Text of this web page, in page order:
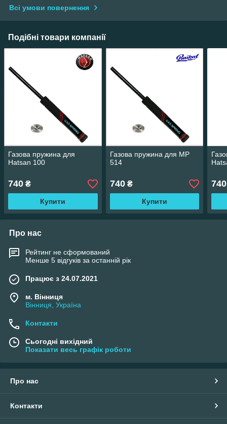
Всі умови повернення
Подібні товари компанії
Газова пружина для
Hatsan 100
740 ₴
Купити
Газова пружина для МР
514
740₴
Купити
740
Про нас
Рейтинг не сформований
Менше 5 відгуків за останній рік
Працює з 24.07.2021
м. Вінниця
Вінниця, Україна
Контакти
Сьогодні вихідний
Показати весь графік роботи
Про нас
Контакти